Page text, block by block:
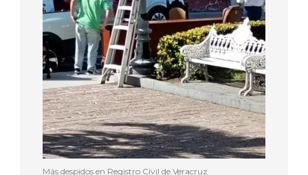
Más despidos en Registro Civil de Veracruz